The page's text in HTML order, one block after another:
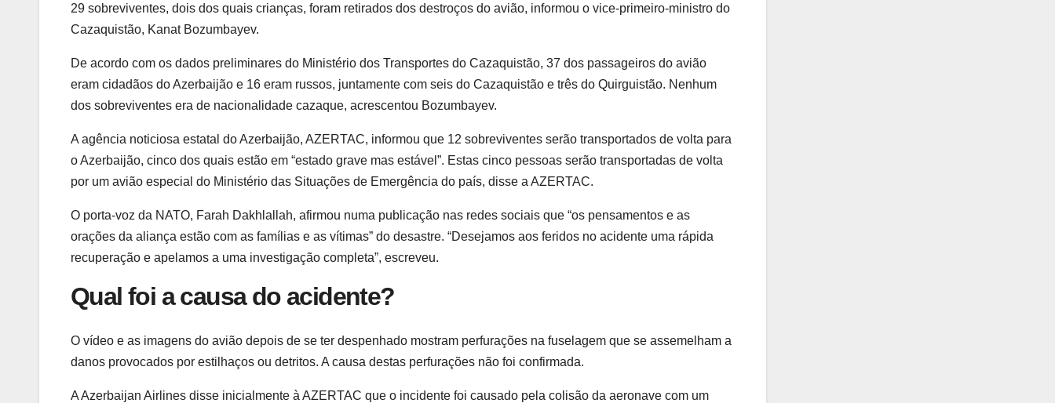
29 sobreviventes, dois dos quais crianças, foram retirados dos destroços do avião, informou o vice-primeiro-ministro do
Cazaquistão, Kanat Bozumbayev.
De acordo com os dados preliminares do Ministério dos Transportes do Cazaquistão, 37 dos passageiros do avião
eram cidadãos do Azerbaijão e 16 eram russos, juntamente com seis do Cazaquistão e três do Quirguistão. Nenhum
dos sobreviventes era de nacionalidade cazaque, acrescentou Bozumbayev.
A agência noticiosa estatal do Azerbaijão, AZERTAC, informou que 12 sobreviventes serão transportados de volta para
o Azerbaijão, cinco dos quais estão em “estado grave mas estável”. Estas cinco pessoas serão transportadas de volta
por um avião especial do Ministério das Situações de Emergência do país, disse a AZERTAC.
O porta-voz da NATO, Farah Dakhlallah, afirmou numa publicação nas redes sociais que “os pensamentos e as
orações da aliança estão com as famílias e as vítimas” do desastre. “Desejamos aos feridos no acidente uma rápida
recuperação e apelamos a uma investigação completa”, escreveu.
Qual foi a causa do acidente?
O vídeo e as imagens do avião depois de se ter despenhado mostram perfurações na fuselagem que se assemelham a
danos provocados por estilhaços ou detritos. A causa destas perfurações não foi confirmada.
A Azerbaijan Airlines disse inicialmente à AZERTAC que o incidente foi causado pela colisão da aeronave com um